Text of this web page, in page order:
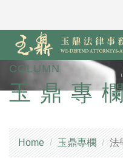
COLUMN
玉鼎專
Home 玉鼎專欄 法